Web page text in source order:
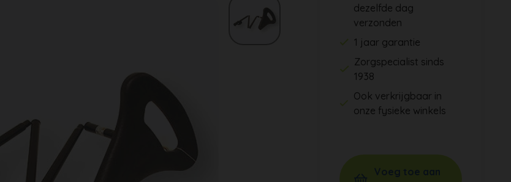
dezelfde dag
verzonden
1 jaar garantie
Zorgspecialist sinds
1938
Ook verkrijgbaar in
onze fysieke winkels